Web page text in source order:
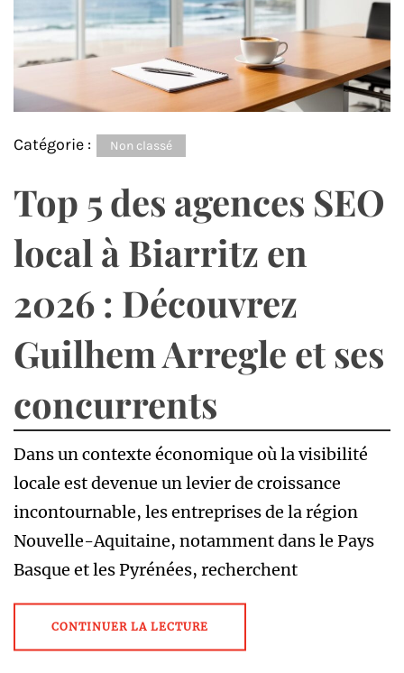
Catégorie : Non classé
Top 5 des agences SEO
local à Biarritz en
2026 : Découvrez
Guilhem Arregle et ses
concurrents
Dans un contexte économique où la visibilité
locale est devenue un levier de croissance
incontournable, les entreprises de la région
Nouvelle-Aquitaine, notamment dans le Pays
Basque et les Pyrénées, recherchent
CONTINUER LA LECTURE